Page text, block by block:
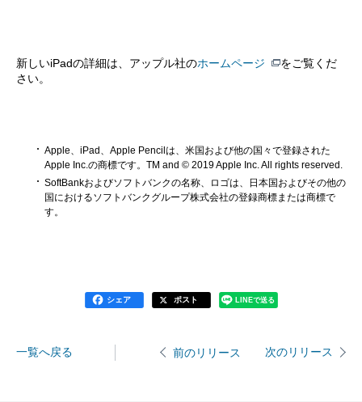
新しいiPadの詳細は、アップル社のホームページ
をご覧くだ
さい。
Apple、iPad、Apple Pencilは、米国および他の国々で登録された
Apple Inc.の商標です。TM and © 2019 Apple Inc. All rights reserved.
SoftBankおよびソフトバンクの名称、ロゴは、日本国およびその他の
国におけるソフトバンクグループ株式会社の登録商標または商標で
す。
シェア ポスト LINEで送る
一覧へ戻る 前のリリース 次のリリース